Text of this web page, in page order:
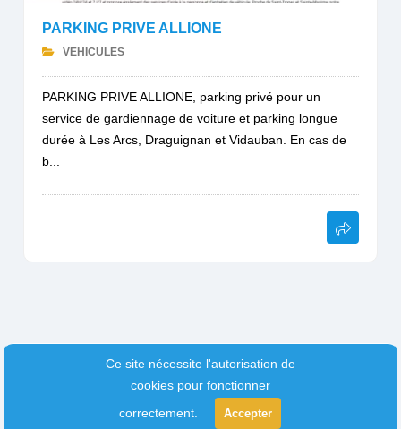
PARKING PRIVE ALLIONE
VEHICULES
PARKING PRIVE ALLIONE, parking privé pour un
service de gardiennage de voiture et parking longue
durée à Les Arcs, Draguignan et Vidauban. En cas de
b...
Ce site nécessite l'autorisation de
cookies pour fonctionner
correctement.
Accepter